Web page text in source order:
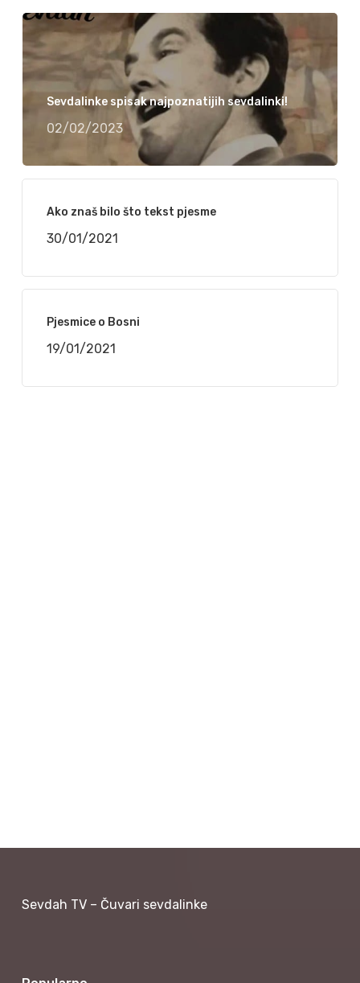
Sevdalinke spisak najpoznatijih sevdalinki!
02/02/2023
Ako znaš bilo što tekst pjesme
30/01/2021
Pjesmice o Bosni
19/01/2021
Sevdah TV – Čuvari sevdalinke